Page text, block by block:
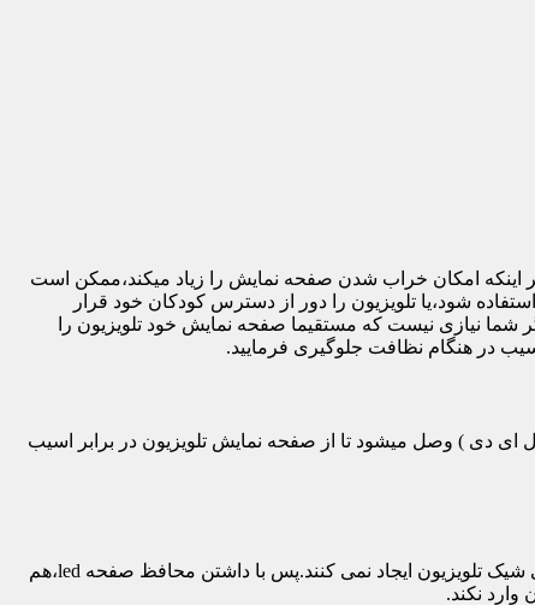
اینکه امکان خراب شدن صفحه نمایش را زیاد میکند،ممکن است
شود،یا تلویزیون را دور از دسترس کودکان خود قرار
نیازی نیست که مستقیما صفحه نمایش خود تلویزیون را
در هنگام نظافت جلوگیری فرمایید.
دی – ال ای دی – ۳ بعدی – کرو – تلویزیون منحنی – کیو ال ای دی ) وصل میشود تا از صفحه نمایش تلویزیون در برابر اسیب
محافظ ها با شفافیت بالایی که دارند،علاوه بر افزایش امنیت تلویزیون،کیفیت تصویر را نیز به نحو چشمگیری حفظ می کنند و خللی در طراحی شیک تلویزیون ایجاد نمی کنند.پس با داشتن محافظ صفحه led،هم
وارد نکند.